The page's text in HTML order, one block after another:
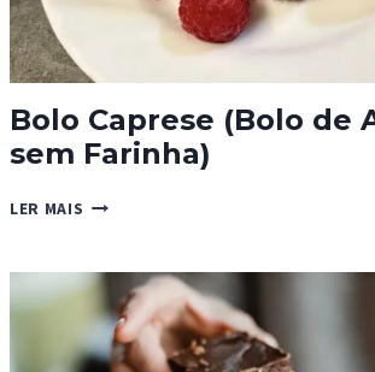
Bolo Caprese (Bolo de
sem Farinha)
LER MAIS BOLO
DE
AMÊNDOA
SEM
FARINHA)